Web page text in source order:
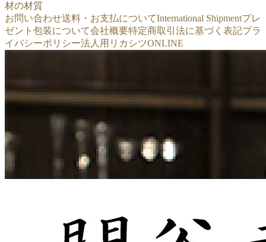
材の材質
お問い合わせ送料・お支払についてInternational Shipmentプレ
ゼント包装について会社概要特定商取引法に基づく表記プラ
イバシーポリシー法人用リカシツONLINE